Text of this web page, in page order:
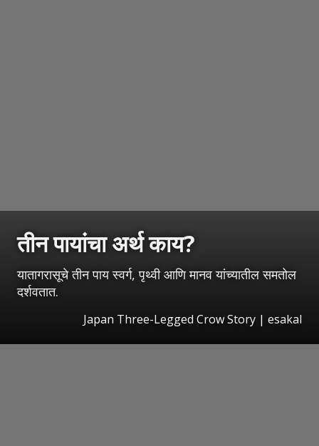
तीन पायांचा अर्थ काय?
यातागरासूचे तीन पाय स्वर्ग, पृथ्वी आणि मानव यांच्यातील समतोल
दर्शवतात.
Japan Three-Legged Crow Story | esakal